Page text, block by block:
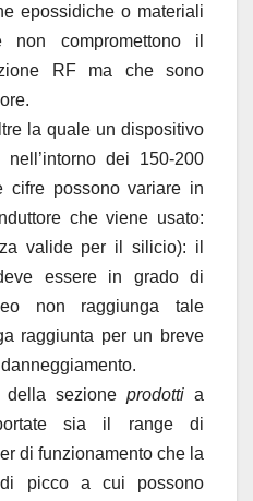
epossidiche o materiali
non compromettono il
RF ma che sono
la quale un dispositivo
dei 150-200
cifre possono variare in
che viene usato:
valide per il silicio): il
essere in grado di
non raggiunga tale
raggiunta per un breve
sezione prodotti a
sia il range di
di funzionamento che la
di picco a cui possono